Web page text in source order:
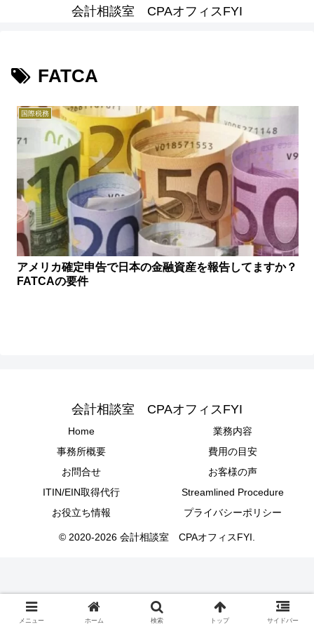
会計相談室 CPAオフィスFYI
FATCA
国際税務
アメリカ確定申告で日本の金融資産を報告してますか？
FATCAの要件
会計相談室 CPAオフィスFYI
Home
業務内容
事務所概要
費用の目安
お問合せ
お客様の声
ITIN/EIN取得代行
Streamlined Procedure
お役立ち情報
プライバシーポリシー
© 2020-2026 会計相談室 CPAオフィスFYI.
メニュー ホーム 検索 トップ サイドバー